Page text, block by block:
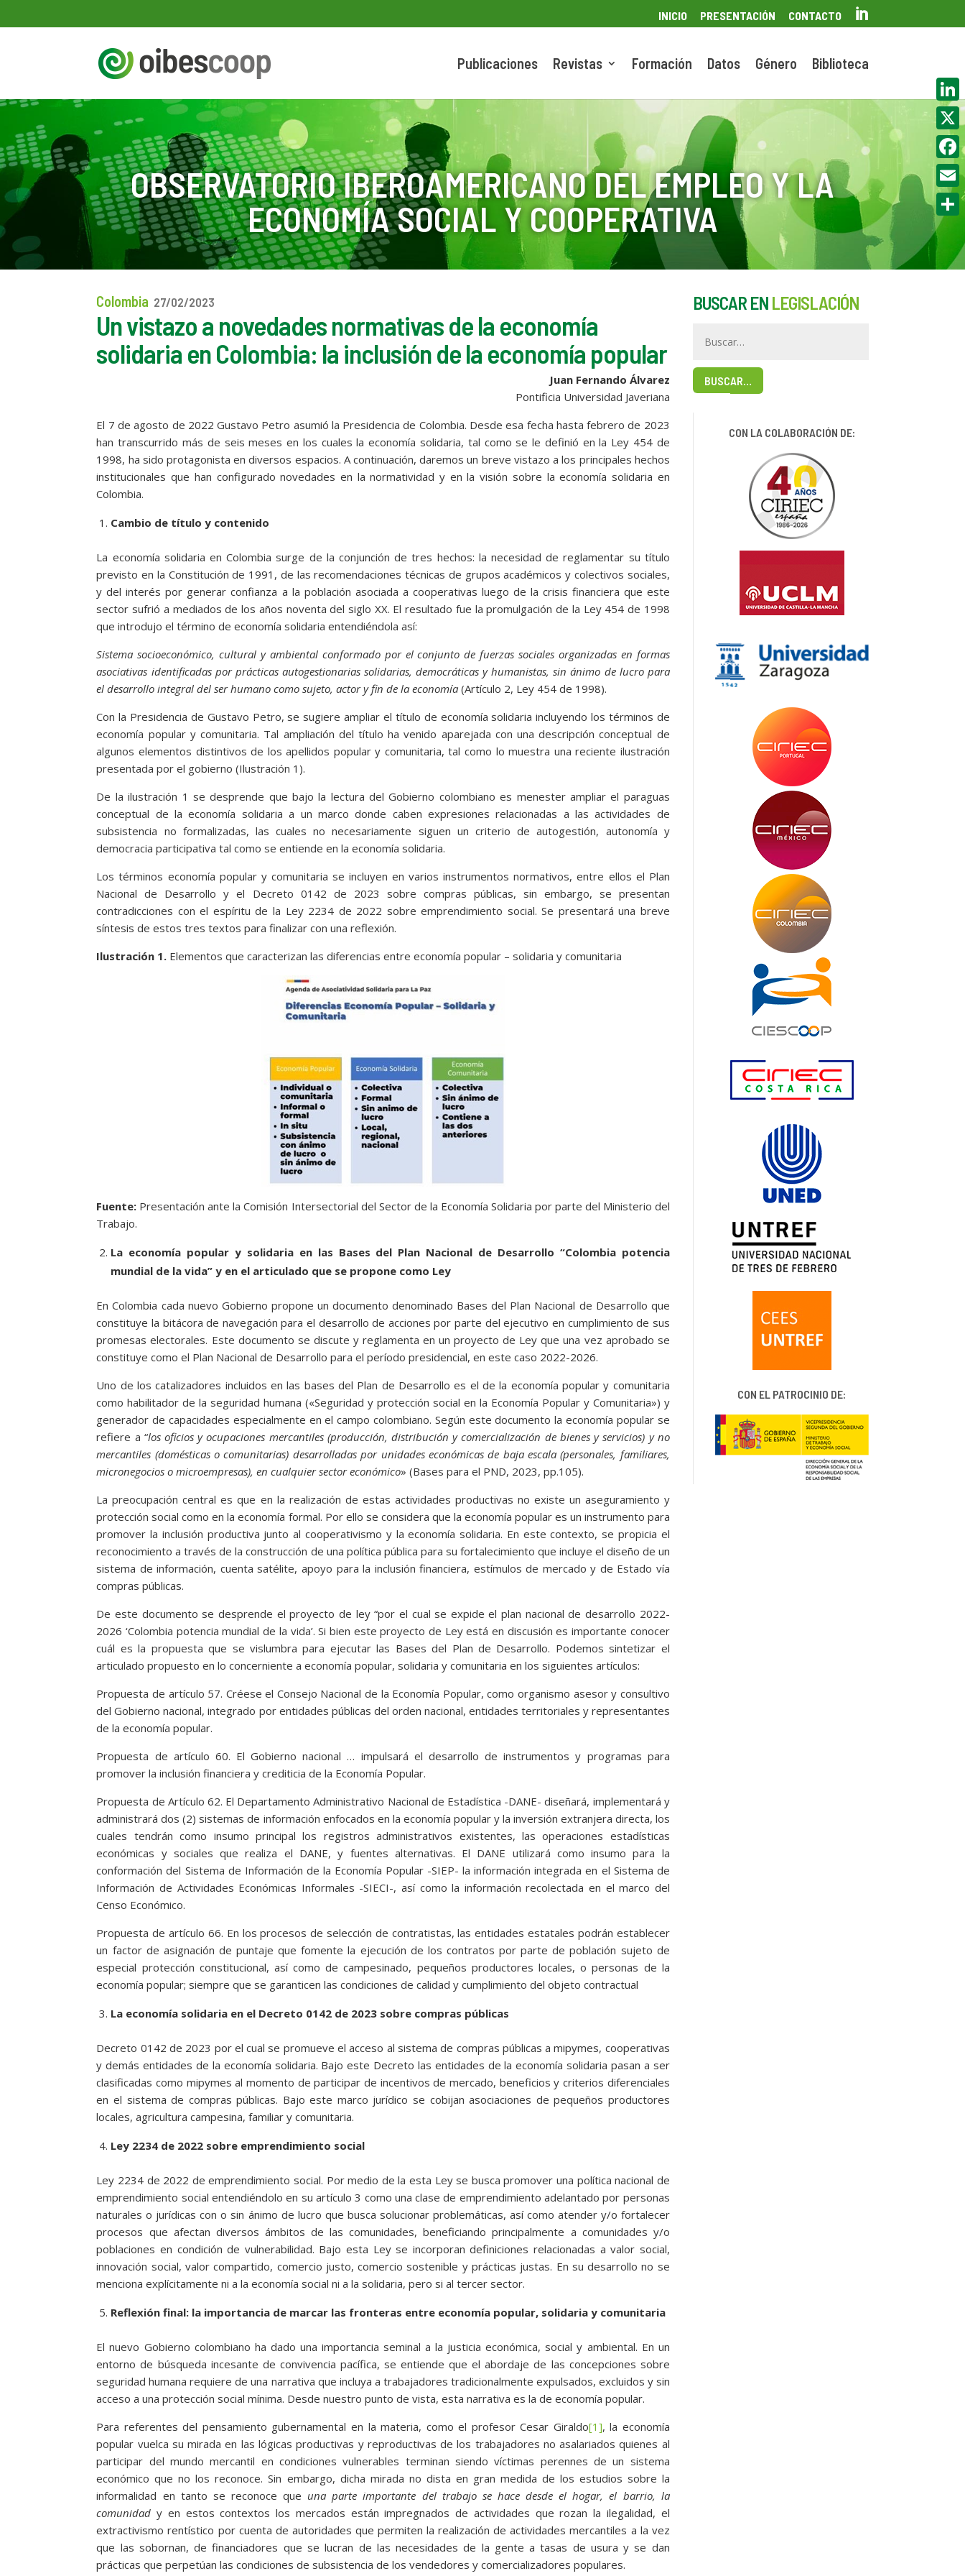
INICIO PRESENTACIÓN CONTACTO 
Publicaciones Revistas Formación Datos Género Biblioteca
OBSERVATORIO IBEROAMERICANO DEL EMPLEO Y LA
ECONOMÍA SOCIAL Y COOPERATIVA
Colombia 27/02/2023
Un vistazo a novedades normativas de la economía
solidaria en Colombia: la inclusión de la economía popular
Juan Fernando Álvarez
Pontificia Universidad Javeriana
El 7 de agosto de 2022 Gustavo Petro asumió la Presidencia de Colombia. Desde esa fecha hasta febrero de 2023
han transcurrido más de seis meses en los cuales la economía solidaria, tal como se le definió en la Ley 454 de
1998, ha sido protagonista en diversos espacios. A continuación, daremos un breve vistazo a los principales hechos
institucionales que han configurado novedades en la normatividad y en la visión sobre la economía solidaria en
Colombia.
Cambio de título y contenido
La economía solidaria en Colombia surge de la conjunción de tres hechos: la necesidad de reglamentar su título
previsto en la Constitución de 1991, de las recomendaciones técnicas de grupos académicos y colectivos sociales,
y del interés por generar confianza a la población asociada a cooperativas luego de la crisis financiera que este
sector sufrió a mediados de los años noventa del siglo XX. El resultado fue la promulgación de la Ley 454 de 1998
que introdujo el término de economía solidaria entendiéndola así:
Sistema socioeconómico, cultural y ambiental conformado por el conjunto de fuerzas sociales organizadas en formas
asociativas identificadas por prácticas autogestionarias solidarias, democráticas y humanistas, sin ánimo de lucro para
el desarrollo integral del ser humano como sujeto, actor y fin de la economía (Artículo 2, Ley 454 de 1998).
Con la Presidencia de Gustavo Petro, se sugiere ampliar el título de economía solidaria incluyendo los términos de
economía popular y comunitaria. Tal ampliación del título ha venido aparejada con una descripción conceptual de
algunos elementos distintivos de los apellidos popular y comunitaria, tal como lo muestra una reciente ilustración
presentada por el gobierno (Ilustración 1).
De la ilustración 1 se desprende que bajo la lectura del Gobierno colombiano es menester ampliar el paraguas
conceptual de la economía solidaria a un marco donde caben expresiones relacionadas a las actividades de
subsistencia no formalizadas, las cuales no necesariamente siguen un criterio de autogestión, autonomía y
democracia participativa tal como se entiende en la economía solidaria.
Los términos economía popular y comunitaria se incluyen en varios instrumentos normativos, entre ellos el Plan
Nacional de Desarrollo y el Decreto 0142 de 2023 sobre compras públicas, sin embargo, se presentan
contradicciones con el espíritu de la Ley 2234 de 2022 sobre emprendimiento social. Se presentará una breve
síntesis de estos tres textos para finalizar con una reflexión.
Ilustración 1. Elementos que caracterizan las diferencias entre economía popular – solidaria y comunitaria
Fuente: Presentación ante la Comisión Intersectorial del Sector de la Economía Solidaria por parte del Ministerio del
Trabajo.
La economía popular y solidaria en las Bases del Plan Nacional de Desarrollo “Colombia potencia
mundial de la vida” y en el articulado que se propone como Ley
En Colombia cada nuevo Gobierno propone un documento denominado Bases del Plan Nacional de Desarrollo que
constituye la bitácora de navegación para el desarrollo de acciones por parte del ejecutivo en cumplimiento de sus
promesas electorales. Este documento se discute y reglamenta en un proyecto de Ley que una vez aprobado se
constituye como el Plan Nacional de Desarrollo para el período presidencial, en este caso 2022-2026.
Uno de los catalizadores incluidos en las bases del Plan de Desarrollo es el de la economía popular y comunitaria
como habilitador de la seguridad humana («Seguridad y protección social en la Economía Popular y Comunitaria») y
generador de capacidades especialmente en el campo colombiano. Según este documento la economía popular se
refiere a “los oficios y ocupaciones mercantiles (producción, distribución y comercialización de bienes y servicios) y no
mercantiles (domésticas o comunitarias) desarrolladas por unidades económicas de baja escala (personales, familiares,
micronegocios o microempresas), en cualquier sector económico» (Bases para el PND, 2023, pp.105).
La preocupación central es que en la realización de estas actividades productivas no existe un aseguramiento y
protección social como en la economía formal. Por ello se considera que la economía popular es un instrumento para
promover la inclusión productiva junto al cooperativismo y la economía solidaria. En este contexto, se propicia el
reconocimiento a través de la construcción de una política pública para su fortalecimiento que incluye el diseño de un
sistema de información, cuenta satélite, apoyo para la inclusión financiera, estímulos de mercado y de Estado vía
compras públicas.
De este documento se desprende el proyecto de ley “por el cual se expide el plan nacional de desarrollo 2022-
2026 ‘Colombia potencia mundial de la vida’. Si bien este proyecto de Ley está en discusión es importante conocer
cuál es la propuesta que se vislumbra para ejecutar las Bases del Plan de Desarrollo. Podemos sintetizar el
articulado propuesto en lo concerniente a economía popular, solidaria y comunitaria en los siguientes artículos:
Propuesta de artículo 57. Créese el Consejo Nacional de la Economía Popular, como organismo asesor y consultivo
del Gobierno nacional, integrado por entidades públicas del orden nacional, entidades territoriales y representantes
de la economía popular.
Propuesta de artículo 60. El Gobierno nacional … impulsará el desarrollo de instrumentos y programas para
promover la inclusión financiera y crediticia de la Economía Popular.
Propuesta de Artículo 62. El Departamento Administrativo Nacional de Estadística -DANE- diseñará, implementará y
administrará dos (2) sistemas de información enfocados en la economía popular y la inversión extranjera directa, los
cuales tendrán como insumo principal los registros administrativos existentes, las operaciones estadísticas
económicas y sociales que realiza el DANE, y fuentes alternativas. El DANE utilizará como insumo para la
conformación del Sistema de Información de la Economía Popular -SIEP- la información integrada en el Sistema de
Información de Actividades Económicas Informales -SIECI-, así como la información recolectada en el marco del
Censo Económico.
Propuesta de artículo 66. En los procesos de selección de contratistas, las entidades estatales podrán establecer
un factor de asignación de puntaje que fomente la ejecución de los contratos por parte de población sujeto de
especial protección constitucional, así como de campesinado, pequeños productores locales, o personas de la
economía popular; siempre que se garanticen las condiciones de calidad y cumplimiento del objeto contractual
La economía solidaria en el Decreto 0142 de 2023 sobre compras públicas
Decreto 0142 de 2023 por el cual se promueve el acceso al sistema de compras públicas a mipymes, cooperativas
y demás entidades de la economía solidaria. Bajo este Decreto las entidades de la economía solidaria pasan a ser
clasificadas como mipymes al momento de participar de incentivos de mercado, beneficios y criterios diferenciales
en el sistema de compras públicas. Bajo este marco jurídico se cobijan asociaciones de pequeños productores
locales, agricultura campesina, familiar y comunitaria.
Ley 2234 de 2022 sobre emprendimiento social
Ley 2234 de 2022 de emprendimiento social. Por medio de la esta Ley se busca promover una política nacional de
emprendimiento social entendiéndolo en su artículo 3 como una clase de emprendimiento adelantado por personas
naturales o jurídicas con o sin ánimo de lucro que busca solucionar problemáticas, así como atender y/o fortalecer
procesos que afectan diversos ámbitos de las comunidades, beneficiando principalmente a comunidades y/o
poblaciones en condición de vulnerabilidad. Bajo esta Ley se incorporan definiciones relacionadas a valor social,
innovación social, valor compartido, comercio justo, comercio sostenible y prácticas justas. En su desarrollo no se
menciona explícitamente ni a la economía social ni a la solidaria, pero si al tercer sector.
Reflexión final: la importancia de marcar las fronteras entre economía popular, solidaria y comunitaria
El nuevo Gobierno colombiano ha dado una importancia seminal a la justicia económica, social y ambiental. En un
entorno de búsqueda incesante de convivencia pacífica, se entiende que el abordaje de las concepciones sobre
seguridad humana requiere de una narrativa que incluya a trabajadores tradicionalmente expulsados, excluidos y sin
acceso a una protección social mínima. Desde nuestro punto de vista, esta narrativa es la de economía popular.
Para referentes del pensamiento gubernamental en la materia, como el profesor Cesar Giraldo[1], la economía
popular vuelca su mirada en las lógicas productivas y reproductivas de los trabajadores no asalariados quienes al
participar del mundo mercantil en condiciones vulnerables terminan siendo víctimas perennes de un sistema
económico que no los reconoce. Sin embargo, dicha mirada no dista en gran medida de los estudios sobre la
informalidad en tanto se reconoce queuna parte importante del trabajo se hace desde el hogar, el barrio, la
comunidady en estos contextos los mercados están impregnados de actividades que rozan la ilegalidad, el
extractivismo rentístico por cuenta de autoridades que permiten la realización de actividades mercantiles a la vez
que las sobornan, de financiadores que se lucran de las necesidades de la gente a tasas de usura y se dan
prácticas que perpetúan las condiciones de subsistencia de los vendedores y comercializadores populares.
BUSCAR EN LEGISLACIÓN
BUSCAR…
CON LA COLABORACIÓN DE:
CON EL PATROCINIO DE:
X
Email